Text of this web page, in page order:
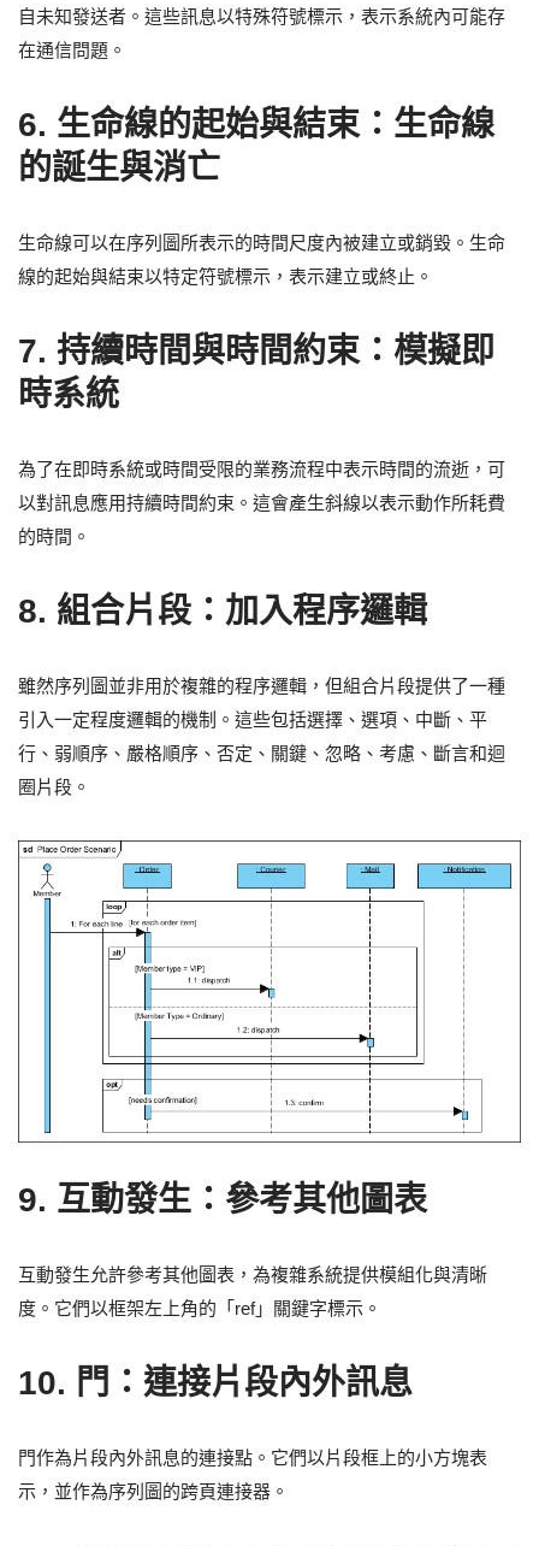
自未知發送者。這些訊息以特殊符號標示，表示系統內可能存
在通信問題。
6. 生命線的起始與結束：生命線
的誕生與消亡
生命線可以在序列圖所表示的時間尺度內被建立或銷毀。生命
線的起始與結束以特定符號標示，表示建立或終止。
7. 持續時間與時間約束：模擬即
時系統
為了在即時系統或時間受限的業務流程中表示時間的流逝，可
以對訊息應用持續時間約束。這會產生斜線以表示動作所耗費
的時間。
8. 組合片段：加入程序邏輯
雖然序列圖並非用於複雜的程序邏輯，但組合片段提供了一種
引入一定程度邏輯的機制。這些包括選擇、選項、中斷、平
行、弱順序、嚴格順序、否定、關鍵、忽略、考慮、斷言和迴
圈片段。
9. 互動發生：參考其他圖表
互動發生允許參考其他圖表，為複雜系統提供模組化與清晰
度。它們以框架左上角的「ref」關鍵字標示。
10. 門：連接片段內外訊息
門作為片段內外訊息的連接點。它們以片段框上的小方塊表
示，並作為序列圖的跨頁連接器。